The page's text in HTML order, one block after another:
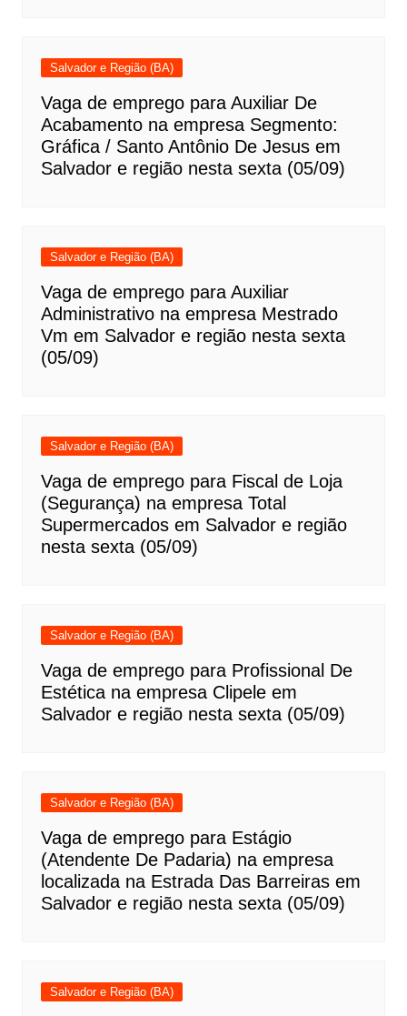
Salvador e Região (BA)
Vaga de emprego para Auxiliar De
Acabamento na empresa Segmento:
Gráfica / Santo Antônio De Jesus em
Salvador e região nesta sexta (05/09)
Salvador e Região (BA)
Vaga de emprego para Auxiliar
Administrativo na empresa Mestrado
Vm em Salvador e região nesta sexta
(05/09)
Salvador e Região (BA)
Vaga de emprego para Fiscal de Loja
(Segurança) na empresa Total
Supermercados em Salvador e região
nesta sexta (05/09)
Salvador e Região (BA)
Vaga de emprego para Profissional De
Estética na empresa Clipele em
Salvador e região nesta sexta (05/09)
Salvador e Região (BA)
Vaga de emprego para Estágio
(Atendente De Padaria) na empresa
localizada na Estrada Das Barreiras em
Salvador e região nesta sexta (05/09)
Salvador e Região (BA)